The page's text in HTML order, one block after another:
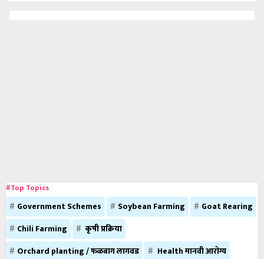
#Top Topics
Government Schemes Soybean Farming
Goat Rearing
Chili Farming
कृषी प्रक्रिया
Orchard planting / फळबाग लागवड
Health मानवी आरोग्य